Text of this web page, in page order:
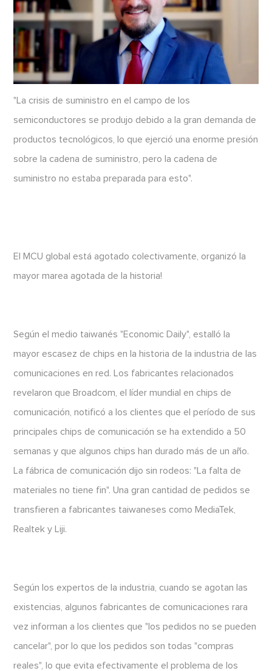
"La crisis de suministro en el campo de los
semiconductores se produjo debido a la gran demanda de
productos tecnológicos, lo que ejerció una enorme presión
sobre la cadena de suministro, pero la cadena de
suministro no estaba preparada para esto".
El MCU global está agotado colectivamente, organizó la
mayor marea agotada de la historia!
Según el medio taiwanés "Economic Daily", estalló la
mayor escasez de chips en la historia de la industria de las
comunicaciones en red. Los fabricantes relacionados
revelaron que Broadcom, el líder mundial en chips de
comunicación, notificó a los clientes que el período de sus
principales chips de comunicación se ha extendido a 50
semanas y que algunos chips han durado más de un año.
La fábrica de comunicación dijo sin rodeos: "La falta de
materiales no tiene fin". Una gran cantidad de pedidos se
transfieren a fabricantes taiwaneses como MediaTek,
Realtek y Liji.
Según los expertos de la industria, cuando se agotan las
existencias, algunos fabricantes de comunicaciones rara
vez informan a los clientes que "los pedidos no se pueden
cancelar", por lo que los pedidos son todas "compras
reales", lo que evita efectivamente el problema de los